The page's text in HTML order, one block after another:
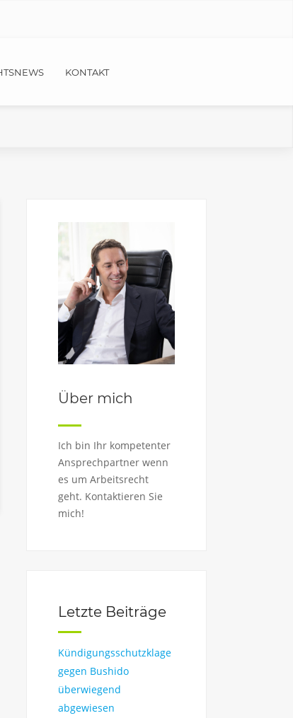
KONTAKT
Über mich
Ich bin Ihr kompetenter
Ansprechpartner wenn
es um Arbeitsrecht
geht. Kontaktieren Sie
mich!
Letzte Beiträge
Kündigungsschutzklage
gegen Bushido
überwiegend
abgewiesen